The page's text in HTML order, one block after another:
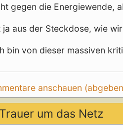
gegen die Energiewende,
aus der Steckdose, wie
bin von dieser massiven
anschauen
um das Netz